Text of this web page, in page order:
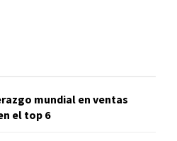
mundial en ventas
el top 6